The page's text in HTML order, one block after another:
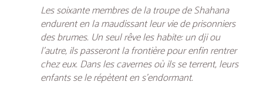
Les soixante membres de la troupe de Shahana
endurent en la maudissant leur vie de prisonniers
des brumes. Un seul rêve les habite: un dji ou
l’autre, ils passeront la frontière pour enfin rentrer
chez eux. Dans les cavernes où ils se terrent, leurs
enfants se le répètent en s’endormant.